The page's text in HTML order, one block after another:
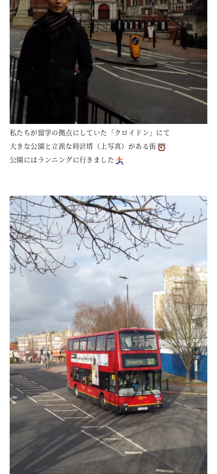
私たちが留学の拠点にしていた「クロイドン」にて
大きな公園と立派な時計塔（上写真）がある街
公園にはランニングに行きました